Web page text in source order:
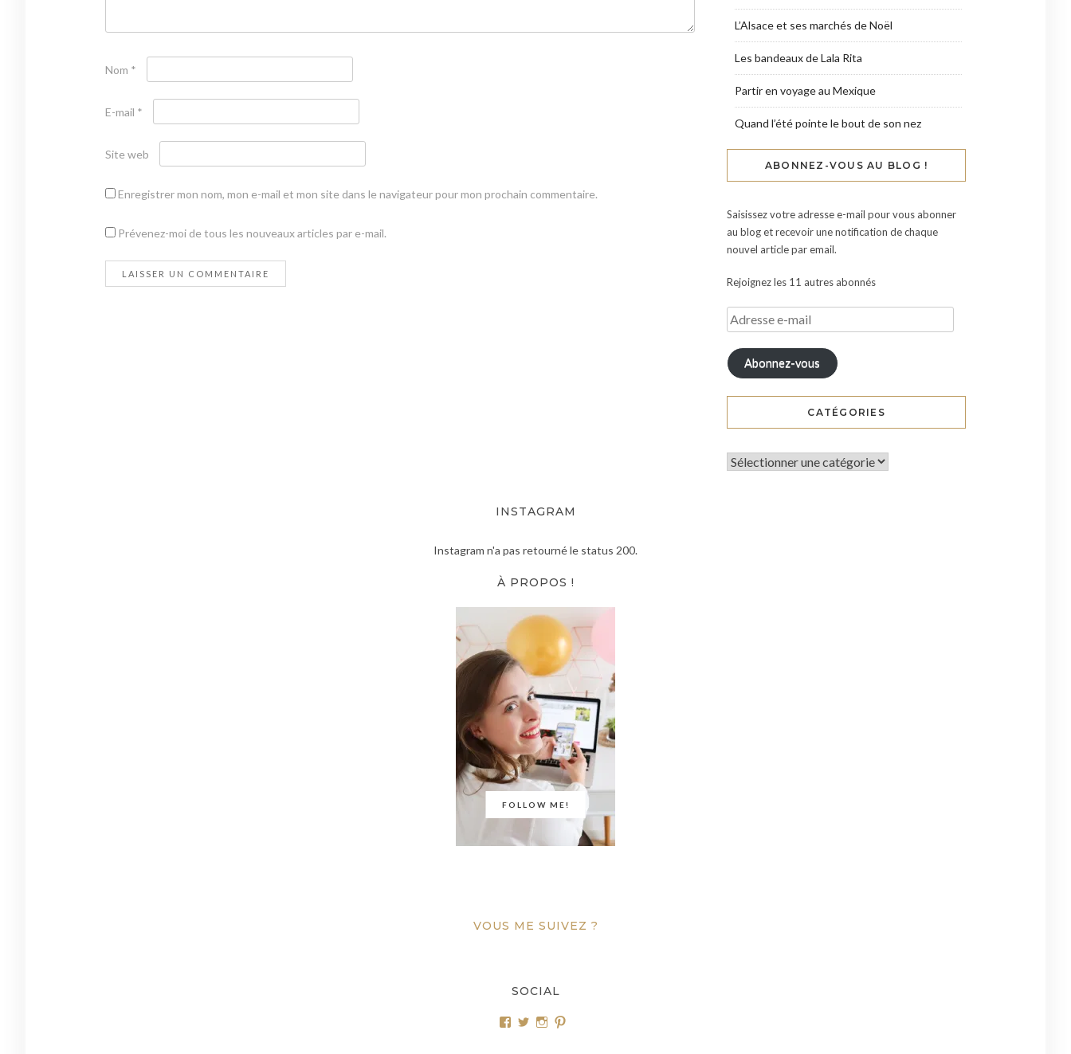
Nom *
E-mail *
Site web
Enregistrer mon nom, mon e-mail et mon site dans le navigateur pour mon prochain commentaire.
Prévenez-moi de tous les nouveaux articles par e-mail.
L’Alsace et ses marchés de Noël
Les bandeaux de Lala Rita
Partir en voyage au Mexique
Quand l’été pointe le bout de son nez
ABONNEZ-VOUS AU BLOG !
Saisissez votre adresse e-mail pour vous abonner
au blog et recevoir une notification de chaque
nouvel article par email.
Rejoignez les 11 autres abonnés
Abonnez-vous
CATÉGORIES
INSTAGRAM
Instagram n'a pas retourné le status 200.
FOLLOW ME!
À PROPOS !
VOUS ME SUIVEZ ?
SOCIAL
Voir Voir Voir